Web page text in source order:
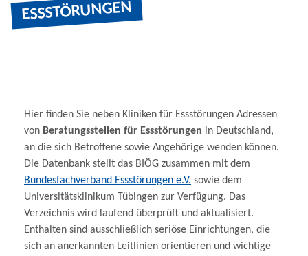
ESSSTÖRUNGEN
Hier finden Sie neben Kliniken für Essstörungen Adressen
von Beratungsstellen für Essstörungen in Deutschland,
an die sich Betroffene sowie Angehörige wenden können.
Die Datenbank stellt das BIÖG zusammen mit dem
Bundesfachverband Essstörungen e.V. sowie dem
Universitätsklinikum Tübingen zur Verfügung. Das
Verzeichnis wird laufend überprüft und aktualisiert.
Enthalten sind ausschließlich seriöse Einrichtungen, die
sich an anerkannten Leitlinien orientieren und wichtige